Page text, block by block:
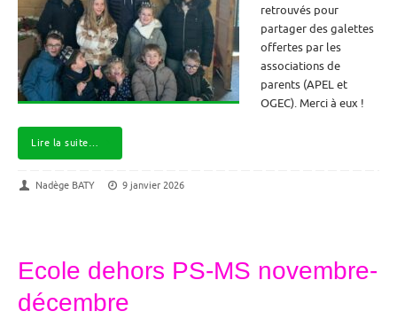
retrouvés pour
partager des galettes
offertes par les
associations de
parents (APEL et
OGEC). Merci à eux !
Lire la suite…
Nadège BATY 9 janvier 2026
Ecole dehors PS-MS novembre-
décembre